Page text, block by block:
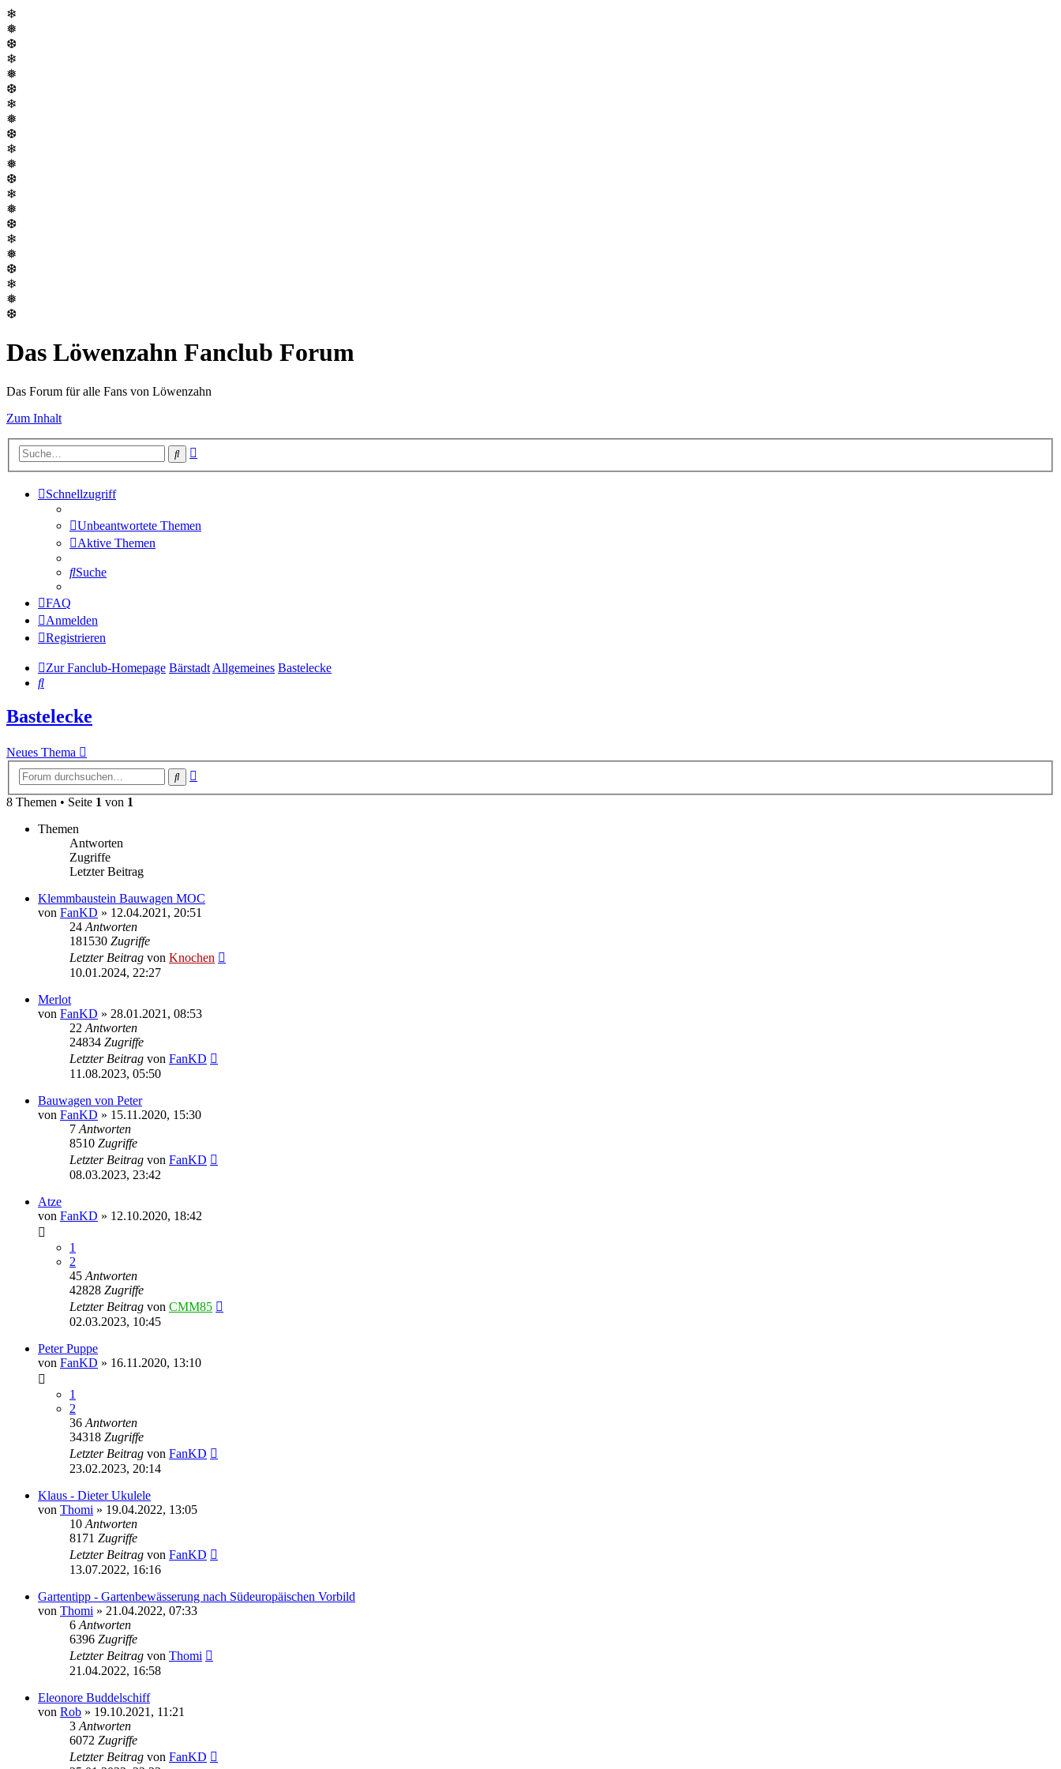
❄
❅
❆
❄
❅
❆
❄
❅
❆
❄
❅
❆
❄
❅
❆
❄
❅
❆
❄
❅
❆
Das Löwenzahn Fanclub Forum
Das Forum für alle Fans von Löwenzahn
Zum Inhalt
Suche
Schnellzugriff
Unbeantwortete Themen
Aktive Themen
Suche
FAQ
Anmelden
Registrieren
Zur Fanclub-Homepage BärstadtAllgemeines Bastelecke
Suche
Bastelecke
Neues Thema
Suche
8 Themen • Seite 1 von 1
Themen
Antworten
Zugriffe
Letzter Beitrag
Klemmbaustein Bauwagen MOC
von FanKD » 12.04.2021, 20:51
24 Antworten
181530 Zugriffe
Letzter Beitrag von Knochen
10.01.2024, 22:27
Merlot
von FanKD » 28.01.2021, 08:53
22 Antworten
24834 Zugriffe
Letzter Beitrag von FanKD
11.08.2023, 05:50
Bauwagen von Peter
von FanKD » 15.11.2020, 15:30
7 Antworten
8510 Zugriffe
Letzter Beitrag von FanKD
08.03.2023, 23:42
Atze
von FanKD » 12.10.2020, 18:42
1
2
45 Antworten
42828 Zugriffe
Letzter Beitrag von CMM85
02.03.2023, 10:45
Peter Puppe
von FanKD » 16.11.2020, 13:10
1
2
36 Antworten
34318 Zugriffe
Letzter Beitrag von FanKD
23.02.2023, 20:14
Klaus - Dieter Ukulele
von Thomi » 19.04.2022, 13:05
10 Antworten
8171 Zugriffe
Letzter Beitrag von FanKD
13.07.2022, 16:16
Gartentipp - Gartenbewässerung nach Südeuropäischen Vorbild
von Thomi » 21.04.2022, 07:33
6 Antworten
6396 Zugriffe
Letzter Beitrag von Thomi
21.04.2022, 16:58
Eleonore Buddelschiff
von Rob » 19.10.2021, 11:21
3 Antworten
6072 Zugriffe
Letzter Beitrag von FanKD